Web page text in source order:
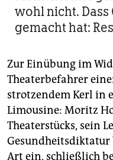
wohl nicht.
gemacht hat:
Zur Einübung im
Theaterbefahrer
strotzendem Kerl in
Limousine: Moritz
Theaterstücks, sein
Art ein, schließlich